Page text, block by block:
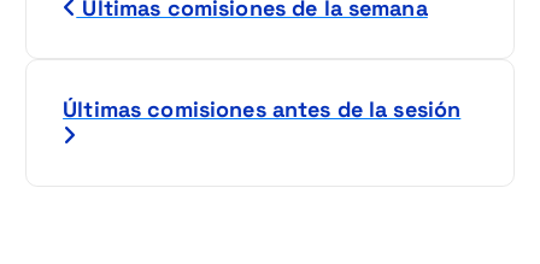
Últimas comisiones de la semana
Últimas comisiones antes de la sesión